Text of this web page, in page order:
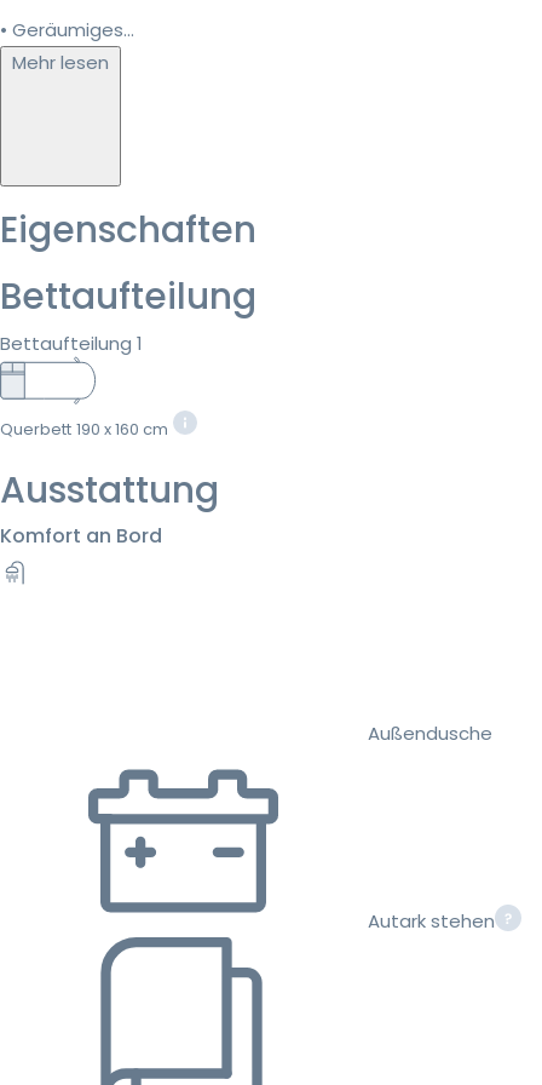
• Geräumiges...
Mehr lesen
Eigenschaften
Bettaufteilung
Bettaufteilung 1
Querbett 190 x 160 cm
Ausstattung
Komfort an Bord
Außendusche
Autark stehen